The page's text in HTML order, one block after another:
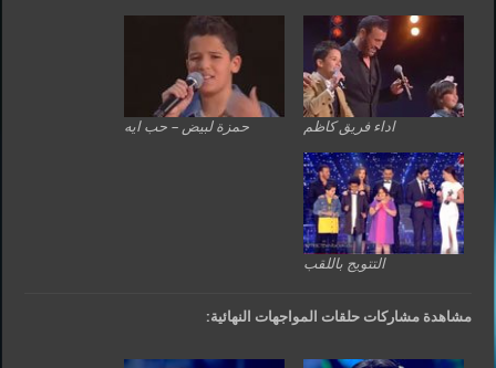
اداء فريق كاظم حمزة لبيض – حب ايه
التتويج باللقب
مشاهدة مشاركات حلقات المواجهات النهائية: